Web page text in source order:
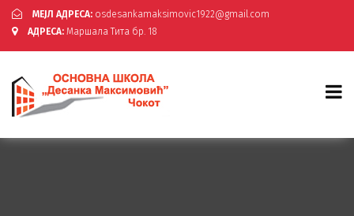
МЕЈЛ АДРЕСА: osdesankamaksimovic1922@gmail.com
АДРЕСА: Маршала Тита бр. 18